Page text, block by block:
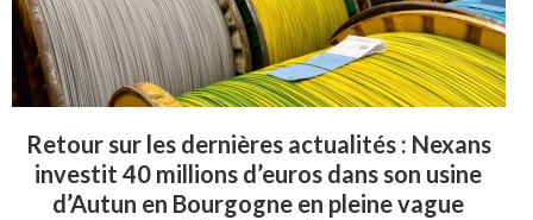
Retour sur les dernières actualités : Nexans
investit 40 millions d’euros dans son usine
d’Autun en Bourgogne en pleine vague